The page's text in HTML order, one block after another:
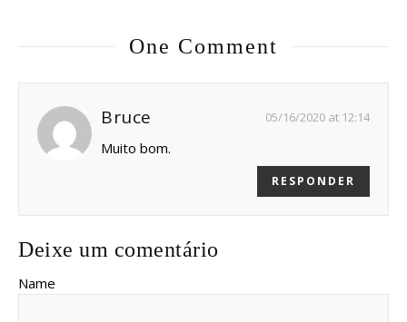
One Comment
Bruce 05/16/2020 at 12:14
Muito bom.
RESPONDER
Deixe um comentário
Name